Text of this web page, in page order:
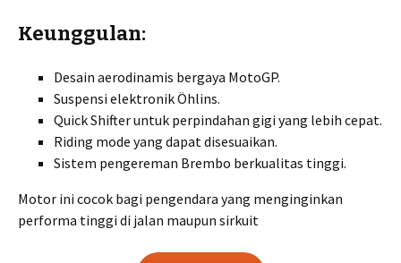
Keunggulan:
Desain aerodinamis bergaya MotoGP.
Suspensi elektronik Öhlins.
Quick Shifter untuk perpindahan gigi yang lebih cepat.
Riding mode yang dapat disesuaikan.
Sistem pengereman Brembo berkualitas tinggi.
Motor ini cocok bagi pengendara yang menginginkan
performa tinggi di jalan maupun sirkuit